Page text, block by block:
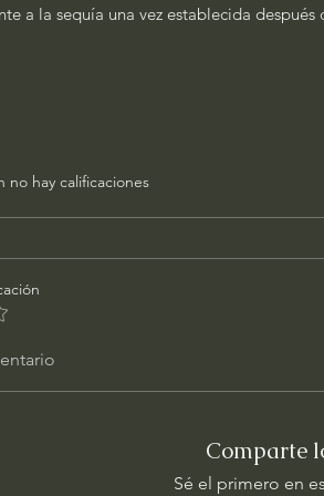
a la sequía una vez establecida después
no hay calificaciones
Comparte
Sé el primero en